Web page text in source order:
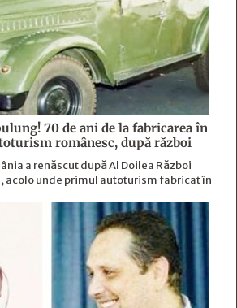
70 de ani de la fabricarea în
românesc, după război
a renăscut după Al Doilea Război
acolo unde primul autoturism fabricat în